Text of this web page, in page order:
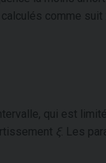
comme suit :
qui est
ξ . Les